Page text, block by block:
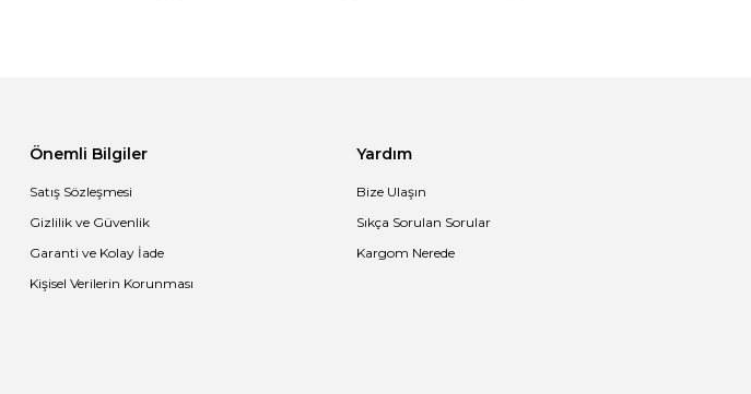
Gönder
Önemli Bilgiler
Satış Sözleşmesi
Gizlilik ve Güvenlik
Garanti ve Kolay İade
Kişisel Verilerin Korunması
Yardım
Bize Ulaşın
Sıkça Sorulan Sorular
Kargom Nerede